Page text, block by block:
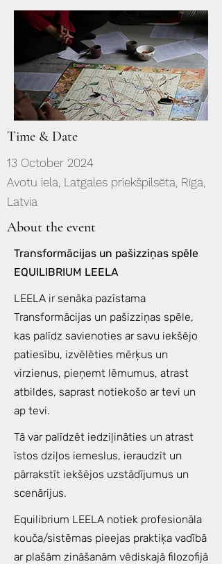
Time & Date
13 October 2024
Avotu iela, Latgales priekšpilsēta, Rīga,
Latvia
About the event
Transformācijas un pašizziņas spēle
EQUILIBRIUM LEELA
LEELA ir senāka pazīstama
Transformācijas un pašizziņas spēle,
kas palīdz savienoties ar savu iekšējo
patiesību, izvēlēties mērķus un
virzienus, pieņemt lēmumus, atrast
atbildes, saprast notiekošo ar tevi un
ap tevi.
Tā var palīdzēt iedziļināties un atrast
īstos dziļos iemeslus, ieraudzīt un
pārrakstīt iekšējos uzstādījumus un
scenārijus.
Equilibrium LEELA notiek profesionāla
kouča/sistēmas pieejas praktiķa vadībā
ar plašām zināšanām vēdiskajā filozofijā